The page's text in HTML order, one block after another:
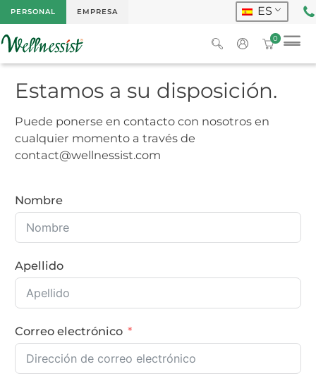
PERSONAL EMPRESA ES
0
Estamos a su disposición.
Puede ponerse en contacto con nosotros en
cualquier momento a través de
contact@wellnessist.com
Nombre
Apellido
Correo electrónico